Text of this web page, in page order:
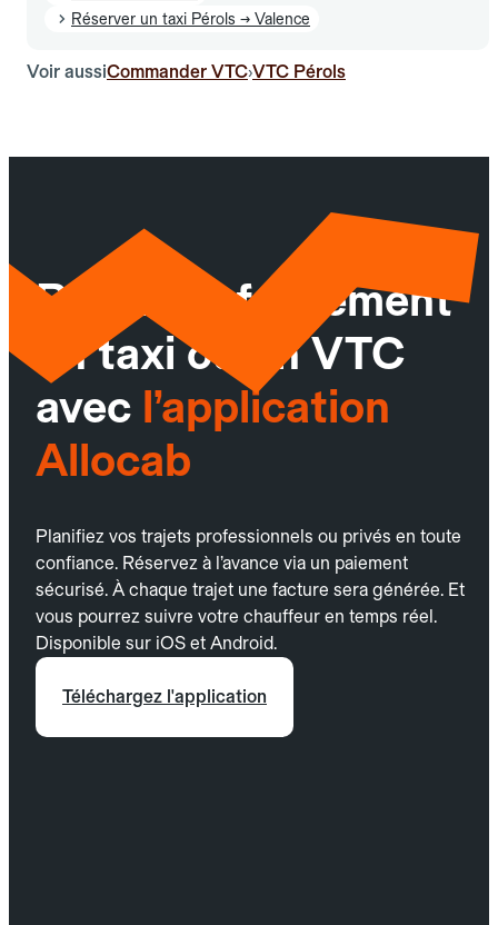
Réserver un taxi Pérols → Valence
Voir aussiCommander VTC›VTC Pérols
Réservez facilement
un taxi ou un VTC
avec l’application
Allocab
Planifiez vos trajets professionnels ou privés en toute
confiance. Réservez à l’avance via un paiement
sécurisé. À chaque trajet une facture sera générée. Et
vous pourrez suivre votre chauffeur en temps réel.
Disponible sur iOS et Android.
Téléchargez l'application